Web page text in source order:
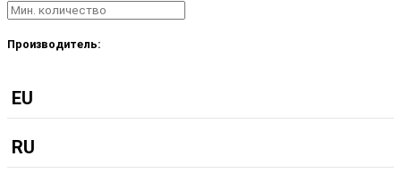
Производитель:
EU
RU